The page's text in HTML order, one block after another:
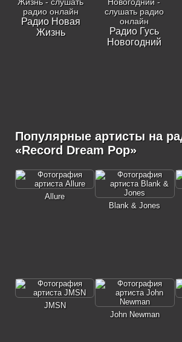
Радио Новая
Жизнь
Радио Гусь
Новогодний
Популярные артисты на
«Record Dream Pop»
Allure
Blank & Jones
JMSN
John Newman